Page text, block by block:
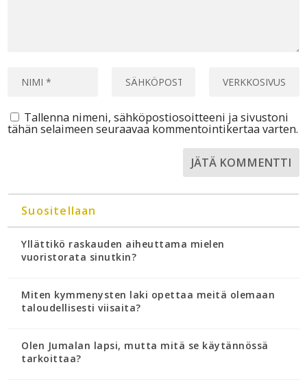
Tallenna nimeni, sähköpostiosoitteeni ja sivustoni
tähän selaimeen seuraavaa kommentointikertaa varten.
Suositellaan
Yllättikö raskauden aiheuttama mielen
vuoristorata sinutkin?
Miten kymmenysten laki opettaa meitä olemaan
taloudellisesti viisaita?
Olen Jumalan lapsi, mutta mitä se käytännössä
tarkoittaa?